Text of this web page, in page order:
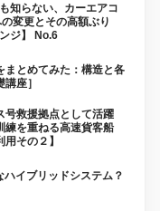
知らない、カーエアコ
変更とその高額ぶり
ジ】 No.6
まとめてみた：構造と各
座］
号救援拠点として活躍
練を重ねる高速貨客船
その２】
イブリッドシステム？